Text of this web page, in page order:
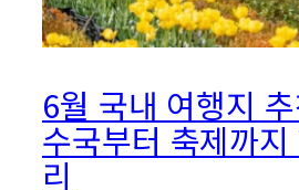
6월 국내 여행지
수국부터 축제까
리